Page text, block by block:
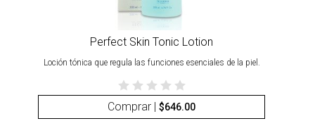
Perfect Skin Tonic Lotion
Loción tónica que regula las funciones esenciales de la piel.
Comprar |$646.00